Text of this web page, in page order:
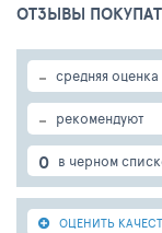
ОТЗЫВЫ
- средняя оценка
- рекомендуют
0 в черном
ОЦЕНИТЬ